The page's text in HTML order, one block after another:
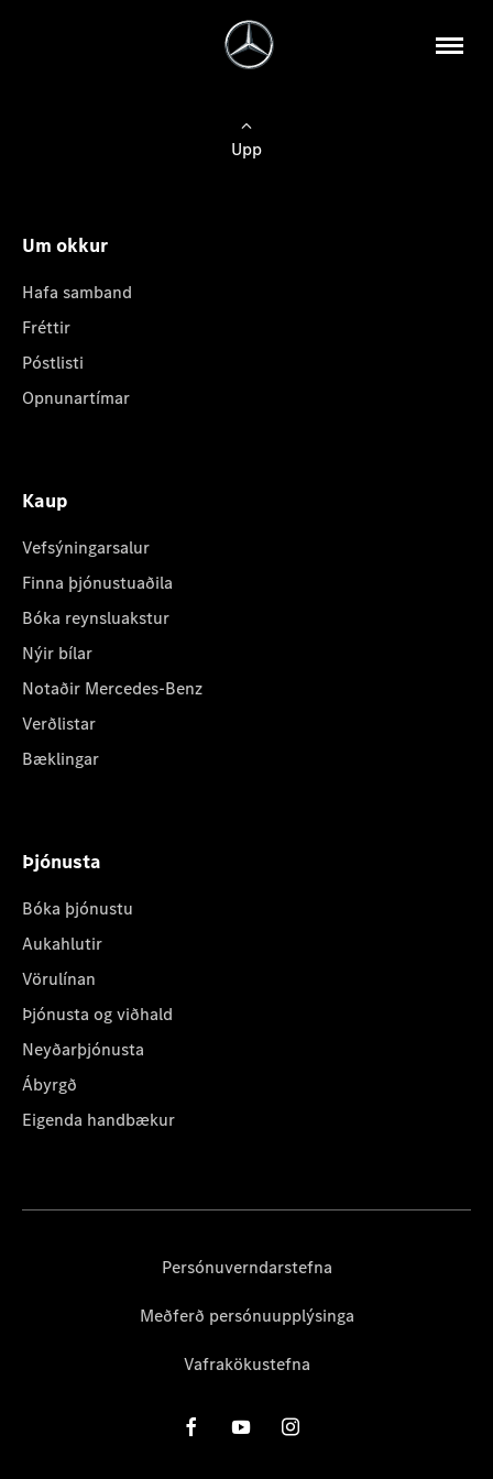
Upp
Um okkur
Hafa samband
Fréttir
Póstlisti
Opnunartímar
Kaup
Vefsýningarsalur
Finna þjónustuaðila
Bóka reynsluakstur
Nýir bílar
Notaðir Mercedes-Benz
Verðlistar
Bæklingar
Þjónusta
Bóka þjónustu
Aukahlutir
Vörulínan
Þjónusta og viðhald
Neyðarþjónusta
Ábyrgð
Eigenda handbækur
Persónuverndarstefna
Meðferð persónuupplýsinga
Vafrakökustefna